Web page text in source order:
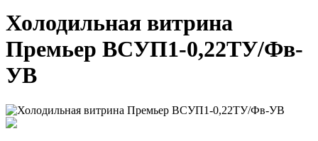
Холодильная витрина
Премьер ВСУП1-0,22ТУ/Фв-
УВ